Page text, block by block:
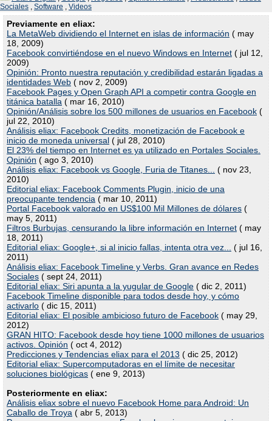
Sociales , Software , Videos
Previamente en eliax:
La MetaWeb dividiendo el Internet en islas de información ( may
18, 2009)
Facebook convirtiéndose en el nuevo Windows en Internet ( jul 12,
2009)
Opinión: Pronto nuestra reputación y credibilidad estarán ligadas a
identidades Web ( nov 2, 2009)
Facebook Pages y Open Graph API a competir contra Google en
titánica batalla ( mar 16, 2010)
Opinión/Análisis sobre los 500 millones de usuarios en Facebook (
jul 22, 2010)
Análisis eliax: Facebook Credits, monetización de Facebook e
inicio de moneda universal ( jul 28, 2010)
El 23% del tiempo en Internet es ya utilizado en Portales Sociales.
Opinión ( ago 3, 2010)
Análisis eliax: Facebook vs Google, Furia de Titanes...
( nov 23,
2010)
Editorial eliax: Facebook Comments Plugin, inicio de una
preocupante tendencia ( mar 10, 2011)
Portal Facebook valorado en US$100 Mil Millones de dólares (
may 5, 2011)
Filtros Burbujas, censurando la libre información en Internet ( may
18, 2011)
Editorial eliax: Google+, si al inicio fallas, intenta otra vez...
( jul 16,
2011)
Análisis eliax: Facebook Timeline y Verbs. Gran avance en Redes
Sociales ( sept 24, 2011)
Editorial eliax: Siri apunta a la yugular de Google ( dic 2, 2011)
Facebook Timeline disponible para todos desde hoy, y cómo
activarlo ( dic 15, 2011)
Editorial eliax: El posible ambicioso futuro de Facebook ( may 29,
2012)
GRAN HITO: Facebook desde hoy tiene 1000 millones de usuarios
activos. Opinión ( oct 4, 2012)
Predicciones y Tendencias eliax para el 2013 ( dic 25, 2012)
Editorial eliax: Supercomputadoras en el límite de necesitar
soluciones biológicas ( ene 9, 2013)
Posteriormente en eliax:
Análisis eliax sobre el nuevo Facebook Home para Android: Un
Caballo de Troya ( abr 5, 2013)